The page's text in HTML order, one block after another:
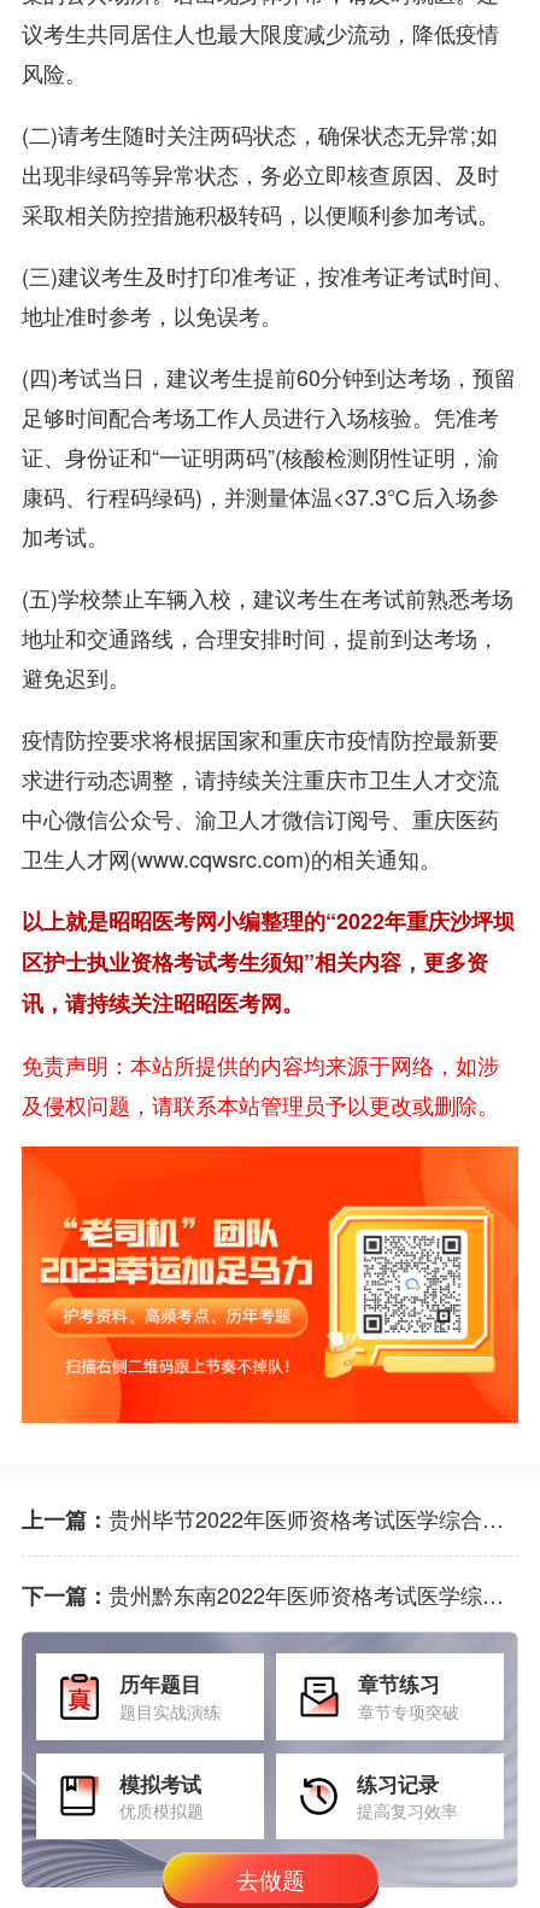
议考生共同居住人也最大限度减少流动，降低疫情
风险。
(二)请考生随时关注两码状态，确保状态无异常;如
出现非绿码等异常状态，务必立即核查原因、及时
采取相关防控措施积极转码，以便顺利参加考试。
(三)建议考生及时打印准考证，按准考证考试时间、
地址准时参考，以免误考。
(四)考试当日，建议考生提前60分钟到达考场，预留
足够时间配合考场工作人员进行入场核验。凭准考
证、身份证和“一证明两码”(核酸检测阴性证明，渝
康码、行程码绿码)，并测量体温<37.3℃后入场参
加考试。
(五)学校禁止车辆入校，建议考生在考试前熟悉考场
地址和交通路线，合理安排时间，提前到达考场，
避免迟到。
疫情防控要求将根据国家和重庆市疫情防控最新要
求进行动态调整，请持续关注重庆市卫生人才交流
中心微信公众号、渝卫人才微信订阅号、重庆医药
卫生人才网(www.cqwsrc.com)的相关通知。
以上就是昭昭医考网小编整理的“2022年重庆沙坪坝
区护士执业资格考试考生须知”相关内容，更多资
讯，请持续关注昭昭医考网。
免责声明：本站所提供的内容均来源于网络，如涉
及侵权问题，请联系本站管理员予以更改或删除。
上一篇： 贵州毕节2022年医师资格考试医学综合考试缴费时间
下一篇： 贵州黔东南2022年医师资格考试医学综合考试缴费入口何时开通
历年题目
题目实战演练
章节练习
章节专项突破
模拟考试
优质模拟题
练习记录
提高复习效率
去做题